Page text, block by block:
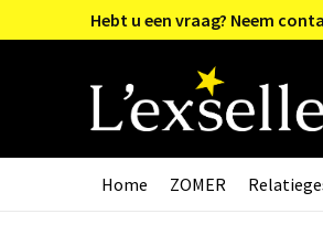
Hebt u een vraag? Neem
Home ZOMER